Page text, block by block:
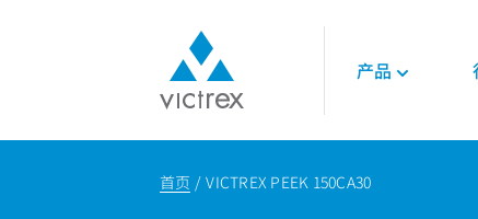
产品
使命
首页 VICTREX PEEK 150CA30